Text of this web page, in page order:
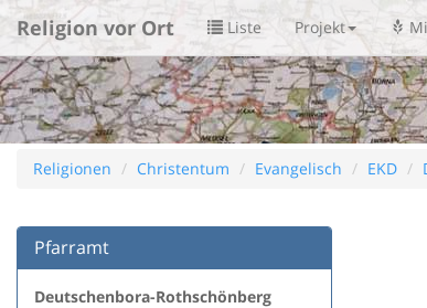
Religion vor Ort Liste Projekt
Religionen Christentum Evangelisch EKD
Pfarramt
Deutschenbora-Rothschönberg